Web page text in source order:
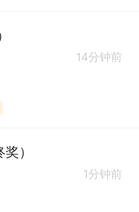
14分钟前
）
1分钟前